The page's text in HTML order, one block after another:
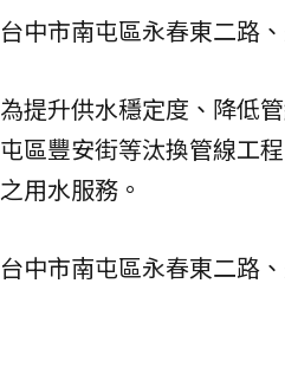
中市南屯區永春東二路
提升供水穩定度、降低
區豐安街等汰換管線工
用水服務。
中市南屯區永春東二路